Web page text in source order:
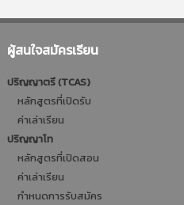
ผู้สนใจสมัครเรียน
ปริญญาตรี (TCAS)
หลักสูตรที่เปิดรับ
ค่าเล่าเรียน
ปริญญาโท
หลักสูตรที่เปิดสอน
ค่าเล่าเรียน
กำหนดการรับสมัคร